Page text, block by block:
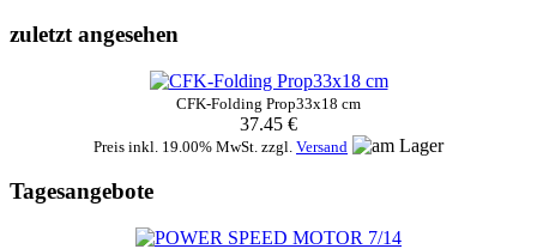
zuletzt angesehen
CFK-Folding Prop33x18 cm
37.45 €
Preis inkl. 19.00% MwSt. zzgl. Versand
Tagesangebote